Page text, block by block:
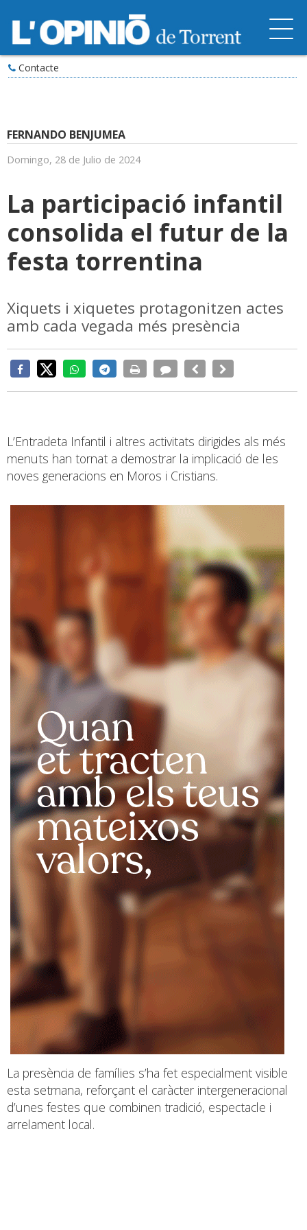
Contacte
FERNANDO BENJUMEA
Domingo, 28 de Julio de 2024
La participació infantil
consolida el futur de la
festa torrentina
Xiquets i xiquetes protagonitzen actes
amb cada vegada més presència
L’Entradeta Infantil i altres activitats dirigides als més
menuts han tornat a demostrar la implicació de les
noves generacions en Moros i Cristians.
La presència de famílies s’ha fet especialment visible
esta setmana, reforçant el caràcter intergeneracional
d’unes festes que combinen tradició, espectacle i
arrelament local.